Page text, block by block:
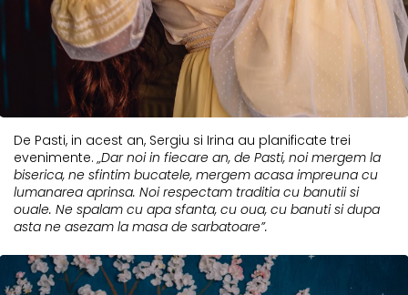
De Pasti, in acest an, Sergiu si Irina au planificate trei
evenimente. „Dar noi in fiecare an, de Pasti, noi mergem la
biserica, ne sfintim bucatele, mergem acasa impreuna cu
lumanarea aprinsa. Noi respectam traditia cu banutii si
ouale. Ne spalam cu apa sfanta, cu oua, cu banuti si dupa
asta ne asezam la masa de sarbatoare”.